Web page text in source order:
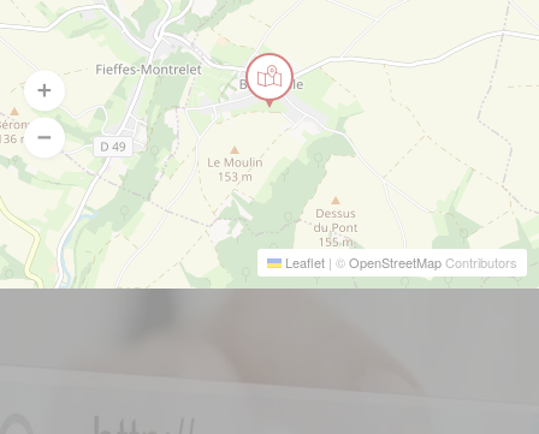
Leaflet | ©OpenStreetMapContributors